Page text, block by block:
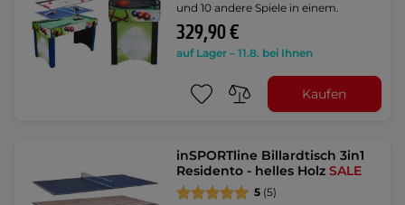
und 10 andere Spiele in einem.
329,90 €
auf Lager – 11.8. bei Ihnen
Kaufen
inSPORTline Billardtisch 3in1
Residento - helles HolzSALE
5 (5)